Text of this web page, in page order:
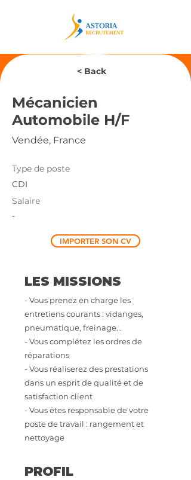
< Back
Mécanicien
Automobile H/F
Vendée, France
Type de poste
CDI
Salaire
-
IMPORTER SON CV
LES MISSIONS
- Vous prenez en charge les
entretiens courants : vidanges,
pneumatique, freinage...
- Vous complétez les ordres de
réparations
- Vous réaliserez des prestations
dans un esprit de qualité et de
satisfaction client
- Vous êtes responsable de votre
poste de travail : rangement et
nettoyage
PROFIL